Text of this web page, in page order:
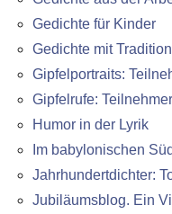
Gedichte für Kinder
Gedichte mit Tradition
Gipfelportraits:
Gipfelrufe:
Humor in der Lyrik
Im babylonischen
Jahrhundertdichter:
Jubiläumsblog. Ein